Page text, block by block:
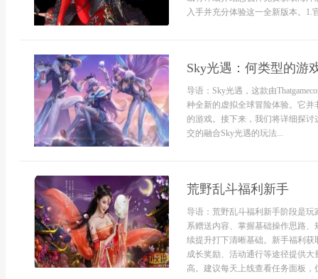
入手并充分体验这一全新版本。1.
Sky光遇：何类型的游
导语：Sky光遇，这款由
种全新的虚拟全球冒险体验。它
的游戏。接下来，我们将详细探
交的融合Sky光遇的玩法...
荒野乱斗福利新手
导语：荒野乱斗福利新手阶段是
系赠送内容、掌握基础操作思路
续提升打下清晰基础。新手福利
成长奖励、活动通行等途径提供
高。建议每天上线查看任务面板，